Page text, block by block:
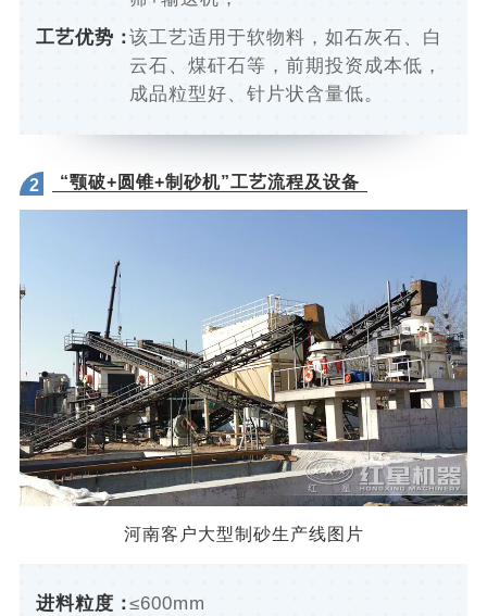
工艺优势：该工艺适用于软物料，如石灰石、白
云石、煤矸石等，前期投资成本低，
成品粒型好、针片状含量低。
2 “颚破+圆锥+制砂机”工艺流程及设备
河南客户大型制砂生产线图片
进料粒度：≤600mm